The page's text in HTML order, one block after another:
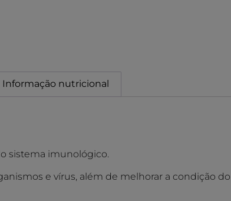
Informação nutricional
sistema imunológico.
e vírus, além de melhorar a condição